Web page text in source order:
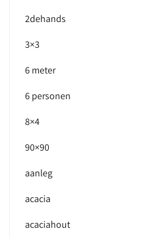
2dehands
3×3
6 meter
6 personen
8×4
90×90
aanleg
acacia
acaciahout